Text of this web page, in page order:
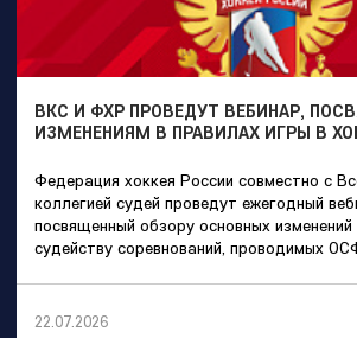
ВКС И ФХР ПРОВЕДУТ ВЕБИНАР,
ИЗМЕНЕНИЯМ В ПРАВИЛАХ ИГРЫ В
Федерация хоккея России совместно с
коллегией судей проведут ежегодный
посвященный обзору основных
судейству соревнований, проводимых
22.07.2026